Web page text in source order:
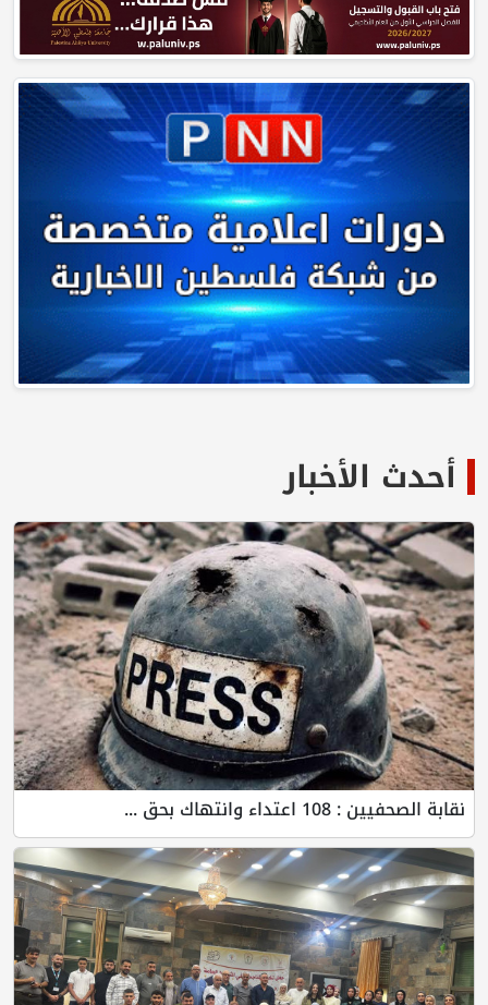
أحدث الأخبار
نقابة الصحفيين : 108 اعتداء وانتهاك بحق ...